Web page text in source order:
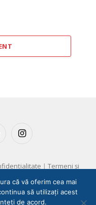
Instagram
| Termeni și
Group
că vă oferim cea mai
să utilizați acest
de acord.